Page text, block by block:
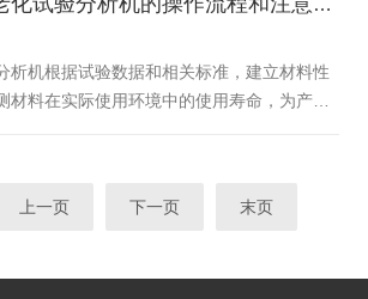
量和可靠性进行测试。多功能高低温试验箱
制冷系统：-制冷系统是其核心部分之一，通
式。-制冷循环主要由压缩机、冷凝器、节流
组成。-制冷剂在压缩机中被压缩后进入冷凝
熟悉综合耐候老化试验分析机的操作流程和注意事项
析机根据试验数据和相关标准，建立材料性
材料在实际使用环境中的使用寿命，为产品
测试的样品表面清理干净，去除灰尘、油污
上一页 下一页 末页